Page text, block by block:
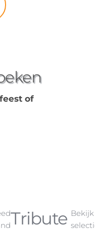
of
Tribute